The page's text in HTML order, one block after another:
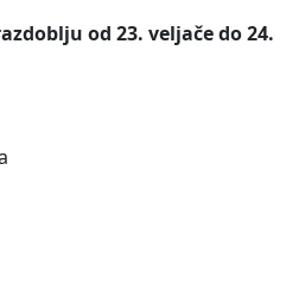
od 23. veljače do 24.